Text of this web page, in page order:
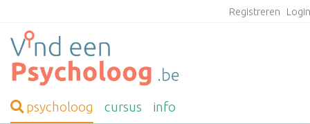
Registreren
psycholoog cursus info